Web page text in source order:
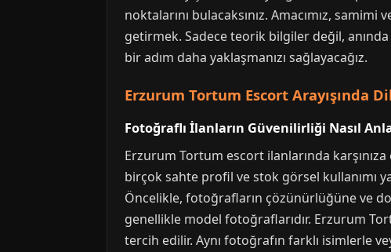
noktalarını bulacaksınız. Amacımız,
getirmek. Sadece teorik bilgiler değil,
bir adım daha yaklaşmanızı sağlayacağız.
Erzurum Tortum Escort Arayışında
Fotoğraflı İlanların Güvenilirliği Nasıl
Erzurum Tortum escort ilanlarında
birçok sahte profil ve stok görsel kullanımı
Öncelikle, fotoğrafların çözünürlüğüne ve
genellikle model fotoğraflarıdır. Erzurum
tercih edilir. Aynı fotoğrafın farklı isimlerle